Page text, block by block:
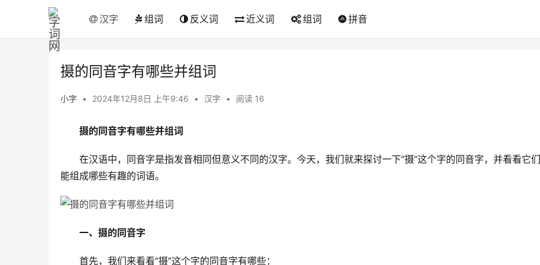
汉字 组词 反义词 近义词 组词 拼音
摄的同音字有哪些并组词
小字 • 2024年12月8日 上午9:46 • 汉字 • 阅读 16
摄的同音字有哪些并组词
在汉语中，同音字是指发音相同但意义不同的汉字。今天，我们就来探讨一下“摄”这个字的同音字，并看看它们
能组成哪些有趣的词语。
一、摄的同音字
首先，我们来看看“摄”这个字的同音字有哪些：